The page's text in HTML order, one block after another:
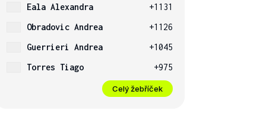
Eala Alexandra
+1131
Obradovic Andrea
+1126
Guerrieri Andrea
+1045
Torres Tiago
+975
Celý žebříček